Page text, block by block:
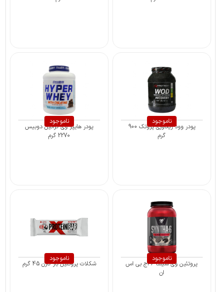
ناموجود
پودر وود ریکاوری پروتک 900
گرم
ناموجود
پودر ‌هایپر وی کراتین دوبیس
2270 گرم
ناموجود
پروتئین وی سینتا 6 اج بی اس
ان
ناموجود
شکلات پروتئین بار کارن 45 گرم